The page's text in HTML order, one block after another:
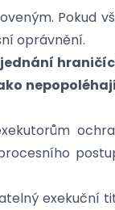
Pokud
oprávnění.
jednání
exekuční